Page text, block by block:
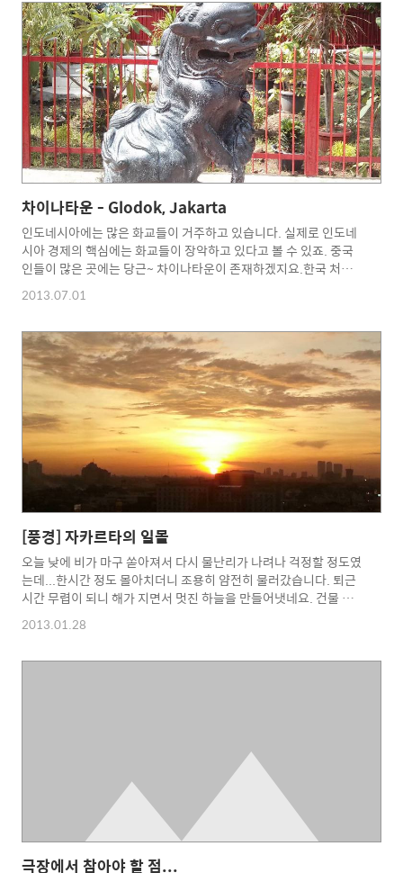
았다. 위치는 차이나타운에서 한블럭 정도 더 올라가면 된다. 이동
방법은 기차를 이용해서 꼬따역 (Stasiun Kota) 에서 하차 해도 되
고, 트랜스 자카르타를 이용해서 이동해도 된다. 꼬따 뚜아 (Kota
Tua) 입구에 위치한 박물관 건물... 입구에서 안쪽을 바라보니 으스
스한 느낌... 이곳..
차이나타운 - Glodok, Jakarta
인도네시아에는 많은 화교들이 거주하고 있습니다. 실제로 인도네
시아 경제의 핵심에는 화교들이 장악하고 있다고 볼 수 있죠. 중국
인들이 많은 곳에는 당근~ 차이나타운이 존재하겠지요.한국 처럼
중국인들을 억압하는 정책을 취하지 않는 국가들에서는 말이지
요... 물론 지금 그렇다는건 아닙니다. 옛날에 ^^ 제가 간 곳은 차이
과 사원 (Kelenteng : 끌른뗑)이 있습니다. 중국 스러운 모양의 성
당도 있는데 여기까지는 방문하진 않았습니다. 우선 이곳을 가시려
면 극심한 교통 체증을 겪으실 가능성이 농후합니다. 참고하시고 되
도록 버스 중앙 전용 차선을 이용한 트랜스 자카르타(Trans
Jakarta)를 이용하시는 것이 좋다는 것을 말씀드립니다. 아래..
2013.07.01
[풍경] 자카르타의 일몰
오늘 낮에 비가 마구 쏟아져서 다시 물난리가 나려나 걱정할 정도였
는데...한시간 정도 몰아치더니 조용히 얌전히 물러갔습니다. 퇴근
시간 무렵이 되니 해가 지면서 멋진 하늘을 만들어냇네요. 건물 안
의 창문 넘어에서 폰카로 들이대었기에 화면이 아름답지는 못합니
다.아쉽지만 이렇게나마 올려봅니다. 이제 퇴근해야겠네요.
2013.01.28
극장에서 참아야 할 점...